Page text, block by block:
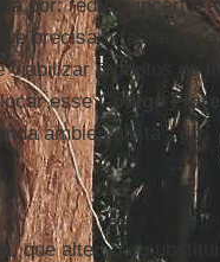
por: reduzir
precisam restaurar
produtos de
esseCódigo
ambientalista", diz.
, que alterou e